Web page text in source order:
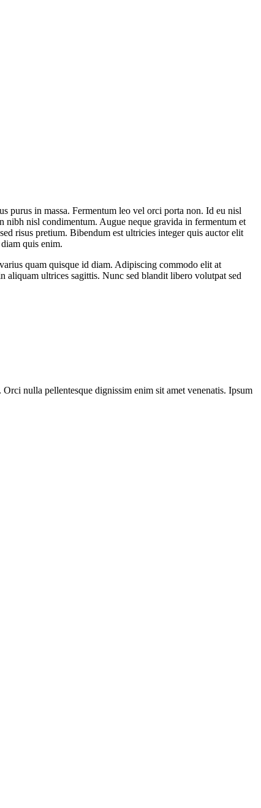
purus in massa. Fermentum leo vel orci porta non. Id eu nisl
nisl condimentum. Augue neque gravida in fermentum et
risus pretium. Bibendum est ultricies integer quis auctor elit
quis enim.
quam quisque id diam. Adipiscing commodo elit at
ultrices sagittis. Nunc sed blandit libero volutpat sed
nulla pellentesque dignissim enim sit amet venenatis. Ipsum